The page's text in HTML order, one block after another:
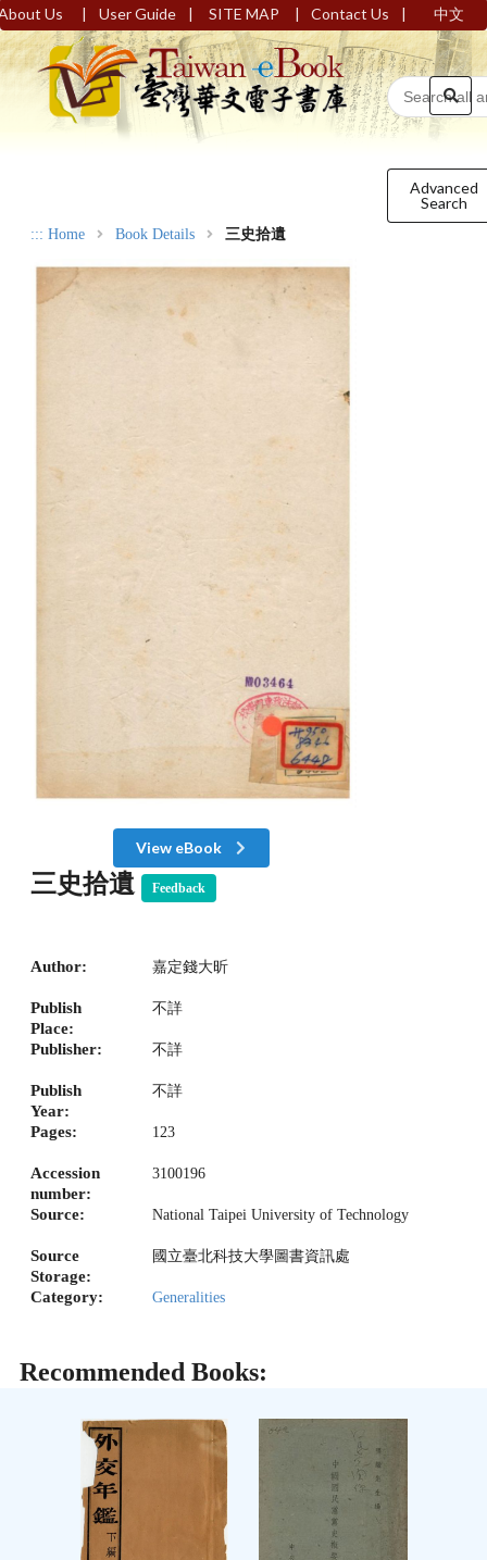
Us | User Guide | SITE MAP | Contact Us | 中文
Advanced
Search
::: Home Book Details 三史拾遺
View eBook
三史拾遺 Feedback
Author: 嘉定錢大昕
Publish
Place:
不詳
Publisher: 不詳
Publish
Year:
不詳
Pages: 123
Accession
number:
3100196
Source: National Taipei University of Technology
Source
Storage:
國立臺北科技大學圖書資訊處
Category: Generalities
Recommended Books: